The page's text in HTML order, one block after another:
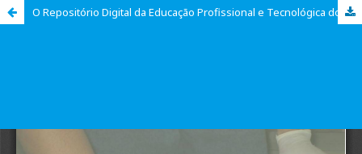
O Repositório Digital da Educação Profissional e Tecnológica do IFSul (Pelotas-RS) como espaço de memória e patrimônio: contribuições para a história pública escolar a partir do seu acervo fotográfico (1930–1950)